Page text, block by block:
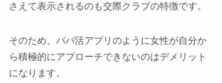
さえて表示されるのも交際クラブの特徴です。
そのため、パパ活アプリのように女性が自分か
ら積極的にアプローチできないのはデメリット
になります。